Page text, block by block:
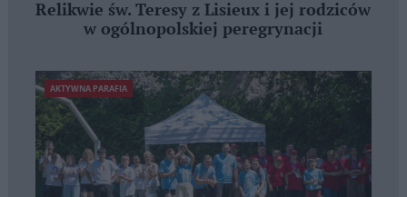
Relikwie św. Teresy z Lisieux i jej rodziców
w ogólnopolskiej peregrynacji
AKTYWNA PARAFIA